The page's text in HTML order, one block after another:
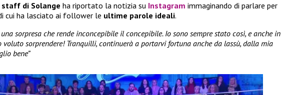
staff di Solange ha riportato la notizia su Instagram immaginando di parlare per
cui ha lasciato ai follower le ultime parole ideali.
una sorpresa che rende inconcepibile il concepibile. Io sono sempre stato così, e anche in
voluto sorprendere! Tranquilli, continuerà a portarvi fortuna anche da lassù, dalla mia
bene”